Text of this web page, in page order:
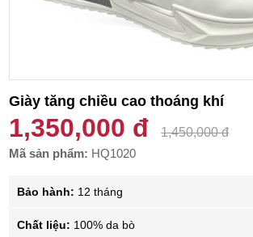
Giày tăng chiều cao thoáng khí
1,350,000 đ
1,450,000 đ
Mã sản phẩm: HQ1020
Bảo hành: 12 tháng
Chất liệu: 100% da bò